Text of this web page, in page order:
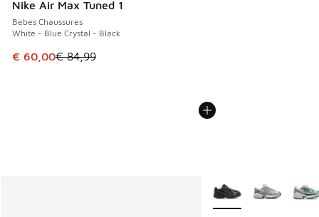
Nike Air Max Tuned 1
Bebes Chaussures
White - Blue Crystal - Black
Cet article est en promotion. Prix en baisse de € 84,99 à
€ 60,00€ 84,99
Plus de couleurs